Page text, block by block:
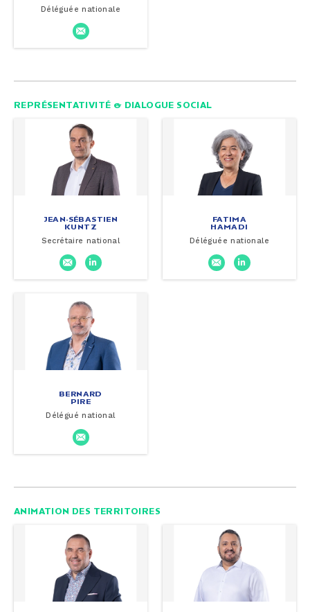
Déléguée nationale
REPRÉSENTATIVITÉ & DIALOGUE SOCIAL
JEAN-SÉBASTIEN
KUNTZ
Secrétaire national
FATIMA
HAMADI
Déléguée nationale
BERNARD
PIRE
Délégué national
ANIMATION DES TERRITOIRES